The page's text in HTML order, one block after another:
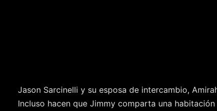
Jason Sarcinelli y su esposa de intercambio,
Incluso hacen que Jimmy comparta una